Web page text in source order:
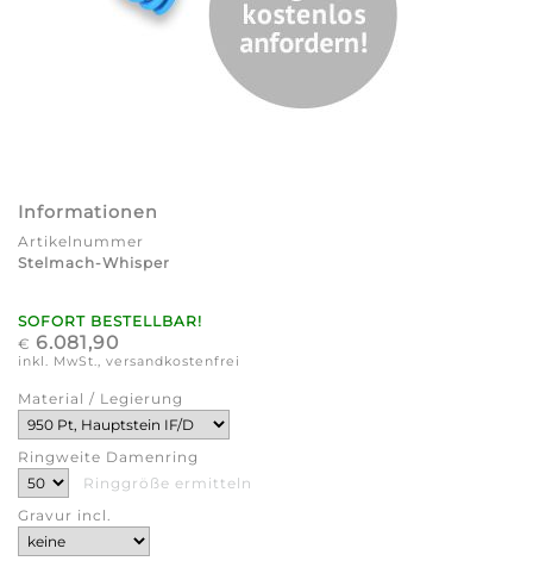
Informationen
Artikelnummer
Stelmach-Whisper
SOFORT BESTELLBAR!
€ 6.081,90
inkl. MwSt., versandkostenfrei
Material / Legierung
Ringweite Damenring
Ringgröße ermitteln
Gravur incl.